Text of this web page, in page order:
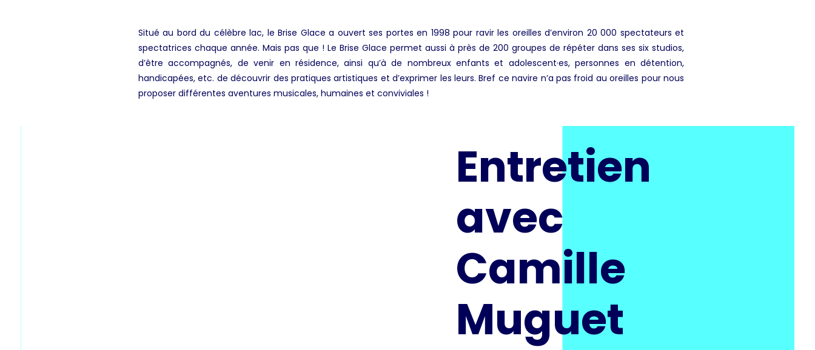
Situé au bord du célèbre lac, le Brise Glace a ouvert ses portes en 1998 pour ravir les oreilles d’environ 20 000 spectateurs et
spectatrices chaque année. Mais pas que ! Le Brise Glace permet aussi à près de 200 groupes de répéter dans ses six studios,
d’être accompagnés, de venir en résidence, ainsi qu’à de nombreux enfants et adolescent·es, personnes en détention,
handicapées, etc. de découvrir des pratiques artistiques et d’exprimer les leurs. Bref ce navire n’a pas froid au oreilles pour nous
proposer différentes aventures musicales, humaines et conviviales !
Entretien
avec
Camille
Muguet